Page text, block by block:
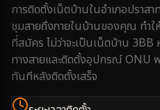
การติดตั้งเน็ตบ้านในอำเภอปราสาท
ชุมสายถึงภายในบ้านของคุณ ทำใ
ที่สมัคร ไม่ว่าจะเป็นเน็ตบ้าน 3BB
ทางสายและติดตั้งอุปกรณ์ ONU
ทันทีหลังติดตั้งเสร็จ